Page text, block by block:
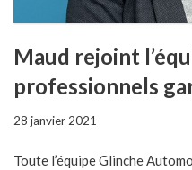
Maud rejoint
professionnels
28 janvier 2021
Toute l’équipe Glinche